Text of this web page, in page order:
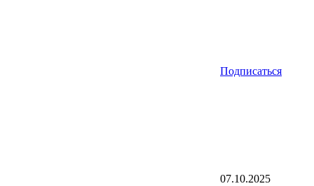
Подписаться
07.10.2025